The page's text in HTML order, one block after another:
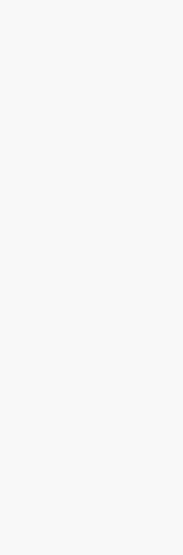
En el
Las